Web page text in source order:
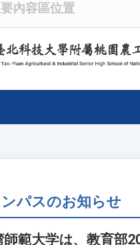
內容區位置
パスのお知らせ
師範大学は、教育部